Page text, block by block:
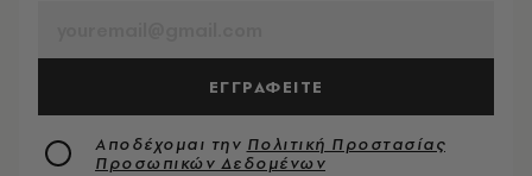
ΕΓΓΡΑΦΕΙΤΕ
Αποδέχομαι την Πολιτική Προστασίας
Προσωπικών Δεδομένων